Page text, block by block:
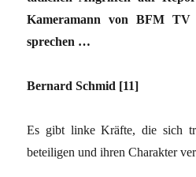
Kameramann von BFM
sprechen …
Bernard Schmid [11]
Es gibt linke Kräfte, die sich
beteiligen und ihren Charakter